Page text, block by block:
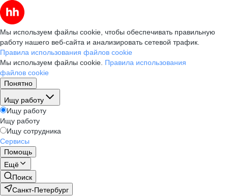
Мы используем файлы cookie, чтобы обеспечивать правильную
работу нашего веб-сайта и анализировать сетевой трафик.
Правила использования файлов cookie
Мы используем файлы cookie. Правила использования
файлов cookie
Понятно
Ищу работу
Ищу работу
Ищу работу
Ищу сотрудника
Сервисы
Помощь
Ещё
Поиск
Санкт-Петербург